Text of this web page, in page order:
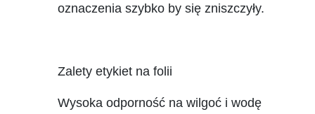
oznaczenia szybko by się zniszczyły.
Zalety etykiet na folii
Wysoka odporność na wilgoć i wodę